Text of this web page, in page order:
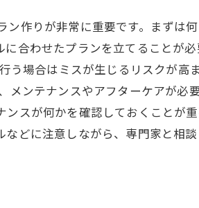
作りが非常に重要です。まずは
合わせたプランを立てることが
う場合はミスが生じるリスクが
メンテナンスやアフターケアが
スが何かを確認しておくことが
どに注意しながら、専門家と相談